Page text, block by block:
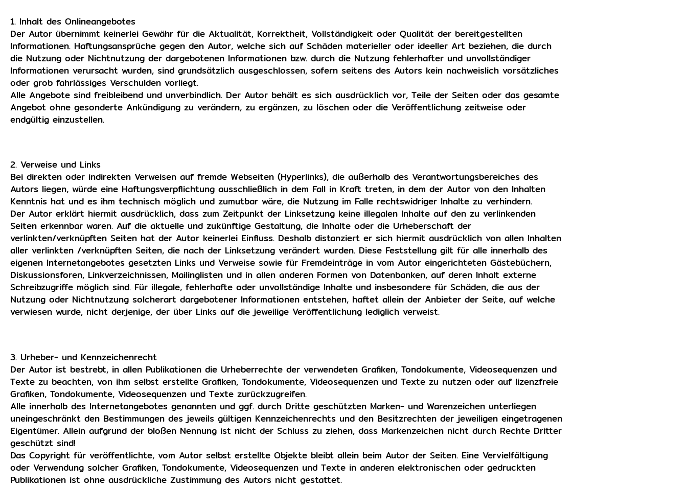
1. Inhalt des Onlineangebotes
Der Autor übernimmt keinerlei Gewähr für die Aktualität, Korrektheit, Vollständigkeit oder Qualität der bereitgestellten
Informationen. Haftungsansprüche gegen den Autor, welche sich auf Schäden materieller oder ideeller Art beziehen, die durch
die Nutzung oder Nichtnutzung der dargebotenen Informationen bzw. durch die Nutzung fehlerhafter und unvollständiger
Informationen verursacht wurden, sind grundsätzlich ausgeschlossen, sofern seitens des Autors kein nachweislich vorsätzliches
oder grob fahrlässiges Verschulden vorliegt.
Alle Angebote sind freibleibend und unverbindlich. Der Autor behält es sich ausdrücklich vor, Teile der Seiten oder das gesamte
Angebot ohne gesonderte Ankündigung zu verändern, zu ergänzen, zu löschen oder die Veröffentlichung zeitweise oder
endgültig einzustellen.
2. Verweise und Links
Bei direkten oder indirekten Verweisen auf fremde Webseiten (Hyperlinks), die außerhalb des Verantwortungsbereiches des
Autors liegen, würde eine Haftungsverpflichtung ausschließlich in dem Fall in Kraft treten, in dem der Autor von den Inhalten
Kenntnis hat und es ihm technisch möglich und zumutbar wäre, die Nutzung im Falle rechtswidriger Inhalte zu verhindern.
Der Autor erklärt hiermit ausdrücklich, dass zum Zeitpunkt der Linksetzung keine illegalen Inhalte auf den zu verlinkenden
Seiten erkennbar waren. Auf die aktuelle und zukünftige Gestaltung, die Inhalte oder die Urheberschaft der
verlinkten/verknüpften Seiten hat der Autor keinerlei Einfluss. Deshalb distanziert er sich hiermit ausdrücklich von allen Inhalten
aller verlinkten /verknüpften Seiten, die nach der Linksetzung verändert wurden. Diese Feststellung gilt für alle innerhalb des
eigenen Internetangebotes gesetzten Links und Verweise sowie für Fremdeinträge in vom Autor eingerichteten Gästebüchern,
Diskussionsforen, Linkverzeichnissen, Mailinglisten und in allen anderen Formen von Datenbanken, auf deren Inhalt externe
Schreibzugriffe möglich sind. Für illegale, fehlerhafte oder unvollständige Inhalte und insbesondere für Schäden, die aus der
Nutzung oder Nichtnutzung solcherart dargebotener Informationen entstehen, haftet allein der Anbieter der Seite, auf welche
verwiesen wurde, nicht derjenige, der über Links auf die jeweilige Veröffentlichung lediglich verweist.
3. Urheber- und Kennzeichenrecht
Der Autor ist bestrebt, in allen Publikationen die Urheberrechte der verwendeten Grafiken, Tondokumente, Videosequenzen und
Texte zu beachten, von ihm selbst erstellte Grafiken, Tondokumente, Videosequenzen und Texte zu nutzen oder auf lizenzfreie
Grafiken, Tondokumente, Videosequenzen und Texte zurückzugreifen.
Alle innerhalb des Internetangebotes genannten und ggf. durch Dritte geschützten Marken- und Warenzeichen unterliegen
uneingeschränkt den Bestimmungen des jeweils gültigen Kennzeichenrechts und den Besitzrechten der jeweiligen eingetragenen
Eigentümer. Allein aufgrund der bloßen Nennung ist nicht der Schluss zu ziehen, dass Markenzeichen nicht durch Rechte Dritter
geschützt sind!
Das Copyright für veröffentlichte, vom Autor selbst erstellte Objekte bleibt allein beim Autor der Seiten. Eine Vervielfältigung
oder Verwendung solcher Grafiken, Tondokumente, Videosequenzen und Texte in anderen elektronischen oder gedruckten
Publikationen ist ohne ausdrückliche Zustimmung des Autors nicht gestattet.